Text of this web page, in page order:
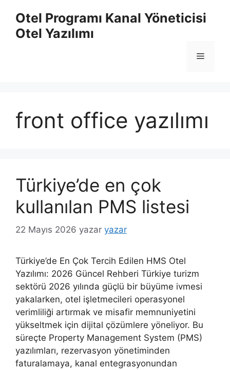
Otel Programı Kanal Yöneticisi
Otel Yazılımı
Menü
front office yazılımı
Türkiye’de en çok
kullanılan PMS listesi
22 Mayıs 2026 yazar yazar
Türkiye’de En Çok Tercih Edilen HMS Otel
Yazılımı: 2026 Güncel Rehberi Türkiye turizm
sektörü 2026 yılında güçlü bir büyüme ivmesi
yakalarken, otel işletmecileri operasyonel
verimliliği artırmak ve misafir memnuniyetini
yükseltmek için dijital çözümlere yöneliyor. Bu
süreçte Property Management System (PMS)
yazılımları, rezervasyon yönetiminden
faturalamaya, kanal entegrasyonundan